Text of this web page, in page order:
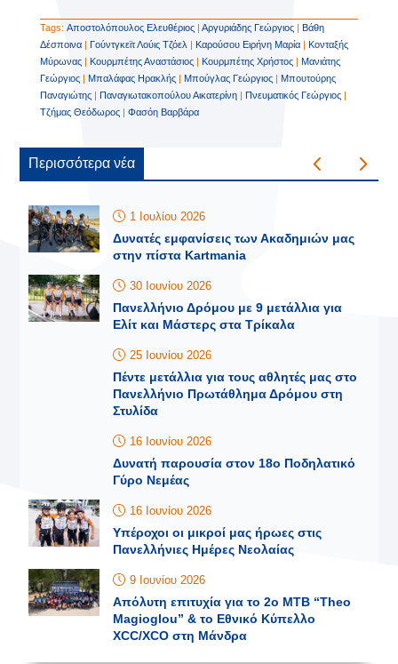
Tags: Αποστολόπουλος Ελευθέριος| Αργυριάδης Γεώργιος| Βάθη
Δέσποινα| Γούντγκεϊτ Λούις Τζόελ | Καρούσου Ειρήνη Μαρία| Κονταξής
Μύρωνας| Κουρμπέτης Αναστάσιος| Κουρμπέτης Χρήστος| Μανιάτης
Γεώργιος| Μπαλάφας Ηρακλής| Μπούγλας Γεώργιος| Μπουτούρης
Παναγιώτης| Παναγιωτακοπούλου Αικατερίνη| Πνευματικός Γεώργιος|
Τζήμας Θεόδωρος| Φασόη Βαρβάρα
Περισσότερα νέα
1 Ιουλίου 2026
Δυνατές εμφανίσεις των Ακαδημιών μας
στην πίστα Kartmania
30 Ιουνίου 2026
Πανελλήνιο Δρόμου με 9 μετάλλια για
Ελίτ και Μάστερς στα Τρίκαλα
25 Ιουνίου 2026
Πέντε μετάλλια για τους αθλητές μας στο
Πανελλήνιο Πρωτάθλημα Δρόμου στη
Στυλίδα
16 Ιουνίου 2026
Δυνατή παρουσία στον 18ο Ποδηλατικό
Γύρο Νεμέας
16 Ιουνίου 2026
Υπέροχοι οι μικροί μας ήρωες στις
Πανελλήνιες Ημέρες Νεολαίας
9 Ιουνίου 2026
Απόλυτη επιτυχία για το 2o MTB “Theo
Magioglou” & το Εθνικό Κύπελλο
XCC/XCO στη Μάνδρα